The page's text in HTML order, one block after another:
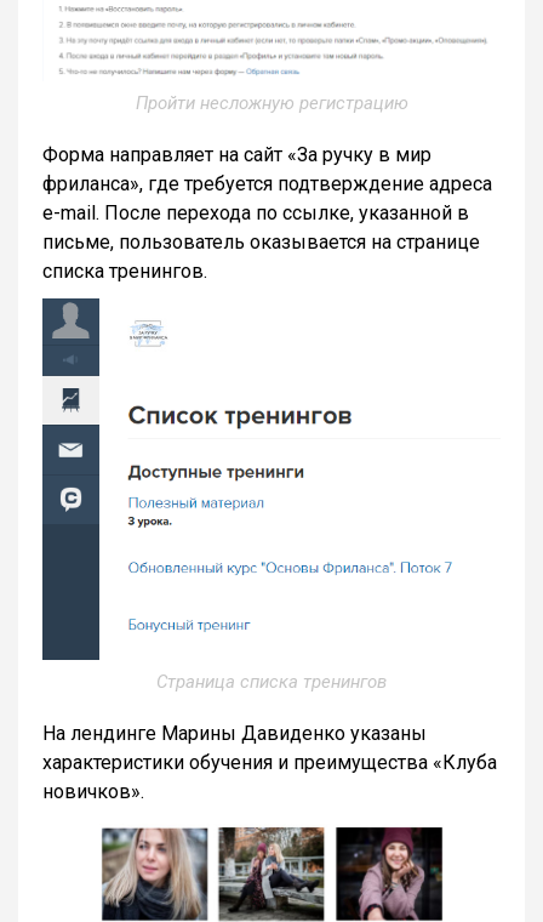
Пройти несложную регистрацию
Форма направляет на сайт «За ручку в мир
фриланса», где требуется подтверждение адреса
e-mail. После перехода по ссылке, указанной в
письме, пользователь оказывается на странице
списка тренингов.
Страница списка тренингов
На лендинге Марины Давиденко указаны
характеристики обучения и преимущества «Клуба
новичков».